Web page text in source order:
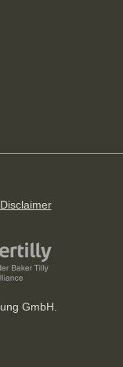
Disclaimer
GmbH.